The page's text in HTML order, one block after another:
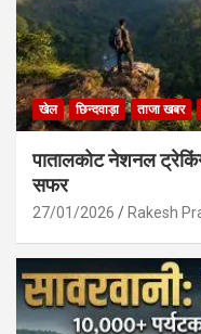
खेल छिन्दवाड़ा ताजा खबर
पातालकोट नेशनल
सफर
27/01/2026 Rakesh